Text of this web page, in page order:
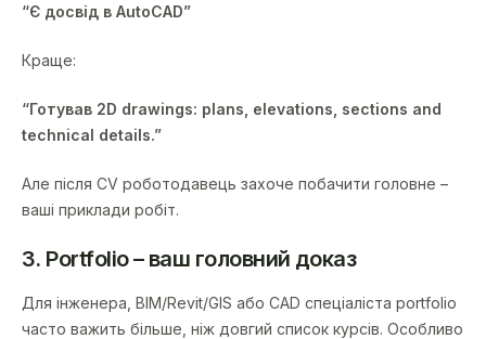
“Є досвід в AutoCAD”
Краще:
“Готував 2D drawings: plans, elevations, sections and
technical details.”
Але після CV роботодавець захоче побачити головне –
ваші приклади робіт.
3. Portfolio – ваш головний доказ
Для інженера, BIM/Revit/GIS або CAD спеціаліста portfolio
часто важить більше, ніж довгий список курсів. Особливо